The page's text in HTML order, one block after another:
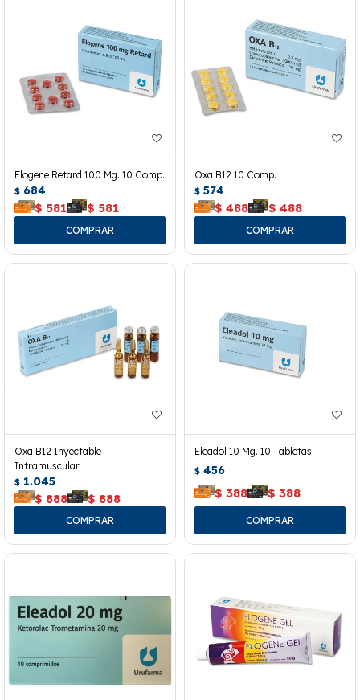
Flogene Retard 100 Mg. 10 Comp.
$ 684
$ 581 $ 581
Oxa B12 10 Comp.
$ 574
$ 488 $ 488
Oxa B12 Inyectable
Intramuscular
$ 1.045
$ 888 $ 888
Eleadol 10 Mg. 10 Tabletas
$ 456
$ 388 $ 388